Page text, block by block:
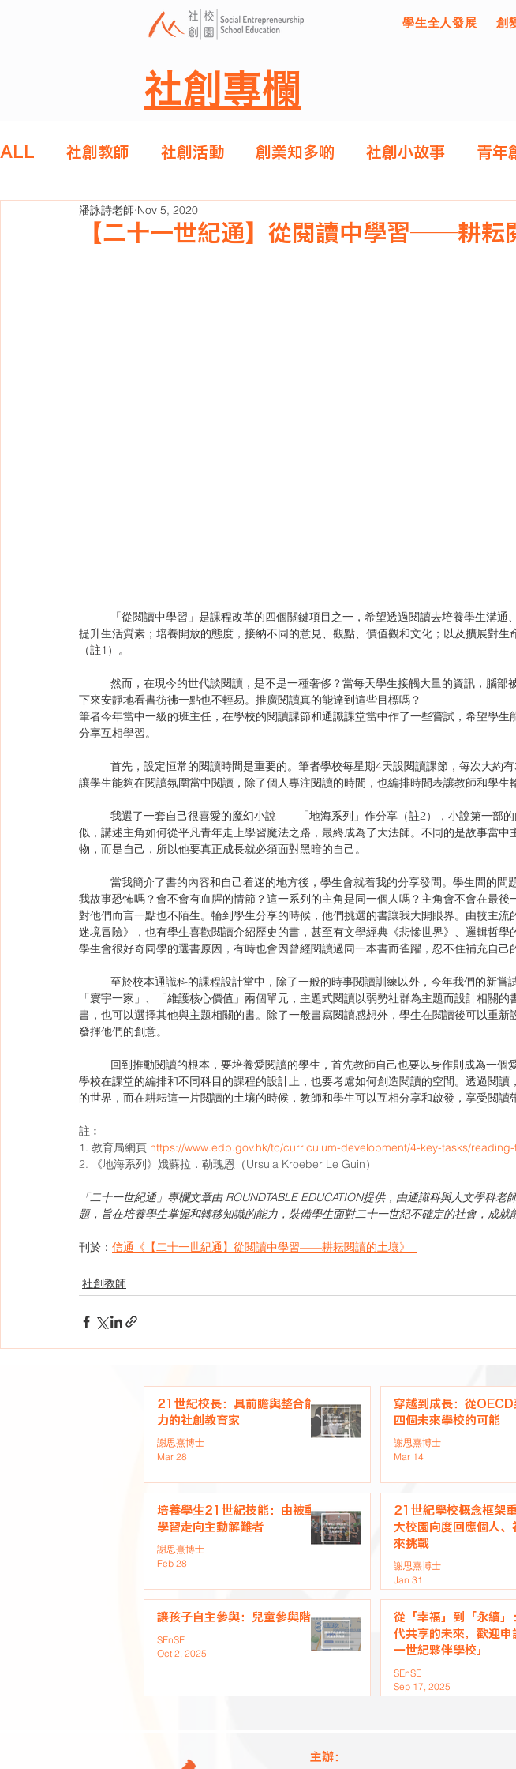
學生全人發展 創
社創專欄
ALL 社創教師 社創活動 創業知多啲 社創小故事 青年
【二十一世紀通】從閱讀中學習——耕耘
潘詠詩老師 Nov 5, 2020
提升生活質素；培養開放的態度，接納不同的意見、觀點、價值觀和文化；以及擴展對生
（註1）。
下來安靜地看書彷彿一點也不輕易。推廣閱讀真的能達到這些目標嗎？
筆者今年當中一級的班主任，在學校的閱讀課節和通識課堂當中作了一些嘗試，希望學生
分享互相學習。
讓學生能夠在閱讀氛圍當中閱讀，除了個人專注閱讀的時間，也編排時間表讓教師和學生
似，講述主角如何從平凡青年走上學習魔法之路，最終成為了大法師。不同的是故事當中
物，而是自己，所以他要真正成長就必須面對黑暗的自己。
我故事恐怖嗎？會不會有血腥的情節？這一系列的主角是同一個人嗎？主角會不會在最後
對他們而言一點也不陌生。輪到學生分享的時候，他們挑選的書讓我大開眼界。由較主流
迷境冒險》，也有學生喜歡閱讀介紹歷史的書，甚至有文學經典《悲慘世界》、邏輯哲學
學生會很好奇同學的選書原因，有時也會因曾經閱讀過同一本書而雀躍，忍不住補充自己
「寰宇一家」、「維護核心價值」兩個單元，主題式閱讀以弱勢社群為主題而設計相關的
書，也可以選擇其他與主題相關的書。除了一般書寫閱讀感想外，學生在閱讀後可以重新
發揮他們的創意。
學校在課堂的編排和不同科目的課程的設計上，也要考慮如何創造閱讀的空間。透過閱讀
的世界，而在耕耘這一片閱讀的土壤的時候，教師和學生可以互相分享和啟發，享受閱讀
註︰
1. 教育局網頁 https://www.edb.gov.hk/tc/curriculum-development/4-key-tasks/
2. 《地海系列》娥蘇拉．勒瑰恩（Ursula Kroeber Le Guin）
「二十一世紀通」專欄文章由 ROUNDTABLE EDUCATION提供，由通識科與人文學科老
題，旨在培養學生掌握和轉移知識的能力，裝備學生面對二十一世紀不確定的社會，成就
刊於： 信通《【二十一世紀通】從閱讀中學習——耕耘閱讀的土壤》
社創教師
21世紀校長：具前瞻與整合能
力的社創教育家
謝思熹博士
Mar 28
穿越到成長：從OECD
四個未來學校的可能
謝思熹博士
Mar 14
培養學生21世紀技能：由被動
學習走向主動解難者
謝思熹博士
Feb 28
21世紀學校概念框架
大校園向度回應個人、
來挑戰
謝思熹博士
Jan 31
讓孩子自主參與：兒童參與階梯
SEnSE
Oct 2, 2025
從「幸福」到「永續」
代共享的未來，歡迎申
一世紀夥伴學校」
SEnSE
Sep 17, 2025
主辦：